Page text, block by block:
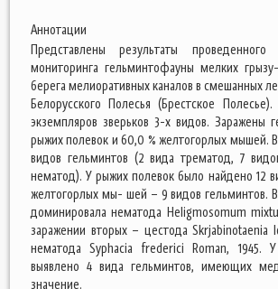
Аннотации
Представлены результаты
мониторинга гельминтофауны мелких
берега мелиоративных каналов в смешанных
Белорусского Полесья (Брестское
экземпляров зверьков 3-х видов. Заражены
рыжих полевок и 60,0 % желтогорлых мышей.
видов гельминтов (2 вида трематод, 7
нематод). У рыжих полевок было найдено 12
желтогорлых мы- шей – 9 видов гельминтов.
доминировала нематода Heligmosomum
заражении вторых – цестода Skrjabinotaenia
нематода Syphacia frederici Roman, 1945.
выявлено 4 вида гельминтов, имеющих
значение.